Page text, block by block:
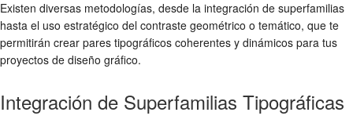
Existen diversas metodologías, desde la integración de superfamilias
hasta el uso estratégico del contraste geométrico o temático, que te
permitirán crear pares tipográficos coherentes y dinámicos para tus
proyectos de diseño gráfico.
Integración de Superfamilias Tipográficas